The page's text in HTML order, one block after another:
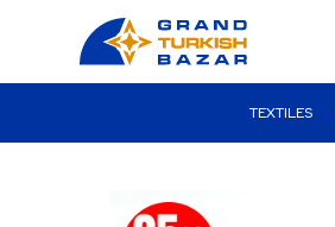
TEXTILES